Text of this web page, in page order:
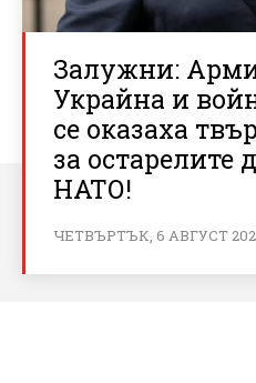
Залужни:
Украйна и
се оказаха
за остарелите
НАТО!
ЧЕТВЪРТЪК, 6 АВГУСТ